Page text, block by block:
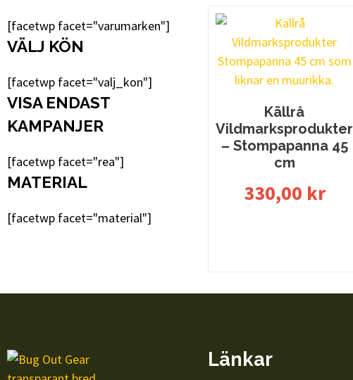
[facetwp facet="varumarken"]
VÄLJ KÖN
[facetwp facet="valj_kon"]
VISA ENDAST
KAMPANJER
[facetwp facet="rea"]
MATERIAL
[facetwp facet="material"]
Källrå
Vildmarksprodukter
– Stompapanna 45
cm
330,00 kr
Länkar